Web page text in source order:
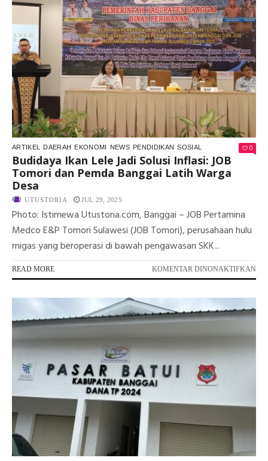
JOB
ARTIKEL DAERAH EKONOMI NEWS PENDIDIKAN SOSIAL 0
Budidaya Ikan Lele Jadi Solusi Inflasi: JOB
Tomori dan Pemda Banggai Latih Warga
Desa
UTUSTORIA JUL 29, 2025
Photo: Istimewa Utustoria.com, Banggai – JOB Pertamina
Medco E&P Tomori Sulawesi (JOB Tomori), perusahaan hulu
migas yang beroperasi di bawah pengawasan SKK...
READ MORE KOMENTAR DINONAKTIFKAN